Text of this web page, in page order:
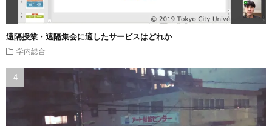
遠隔授業・遠隔集会に適したサービスはどれか
学内総合